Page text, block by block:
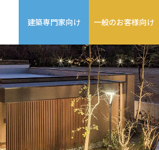
建築専門家向け 一般のお客様向け